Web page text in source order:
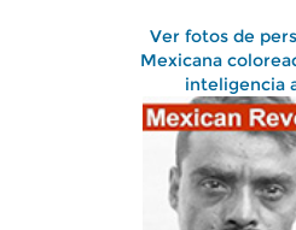
Ver fotos de
Mexicana
inteligencia